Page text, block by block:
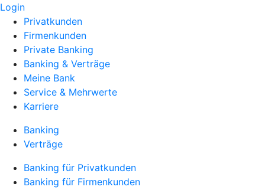
Login
Privatkunden
Firmenkunden
Private Banking
Banking & Verträge
Meine Bank
Service & Mehrwerte
Karriere
Banking
Verträge
Banking für Privatkunden
Banking für Firmenkunden